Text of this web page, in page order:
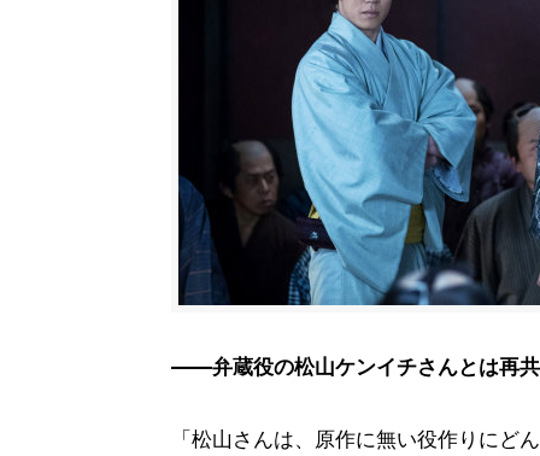
――弁蔵役の松山ケンイチさんとは再共
「松山さんは、原作に無い役作りにど